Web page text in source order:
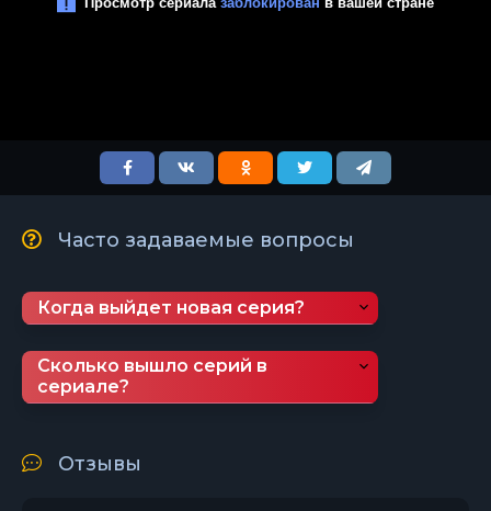
Часто задаваемые вопросы
Когда выйдет новая серия?
Сколько вышло серий в
сериале?
Отзывы